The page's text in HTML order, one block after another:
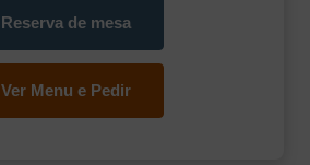
Reserva de mesa
Ver Menu e Pedir